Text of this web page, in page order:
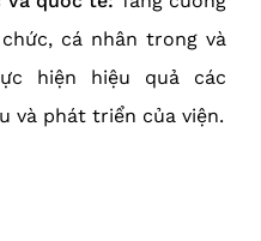
cá nhân trong và
hiện hiệu quả các
và phát triển của viện.